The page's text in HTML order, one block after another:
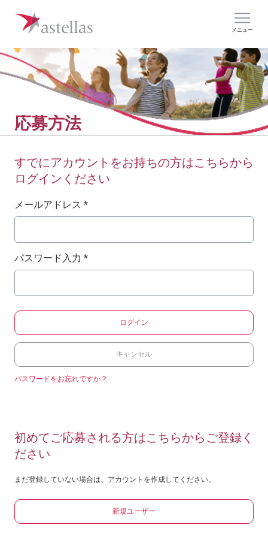
メニュー
応募方法
すでにアカウントをお持ちの方はこちらから
ログインください
ログイン：ユーザー名とパスワード
メールアドレス *
パスワード入力 *
ログイン
キャンセル
パスワードをお忘れですか？
初めてご応募される方はこちらからご登録く
ださい
まだ登録していない場合は、アカウントを作成してください。
新規ユーザー